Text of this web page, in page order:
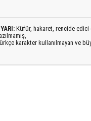
Küfür, hakaret, rencide edici
karakter kullanılmayan ve